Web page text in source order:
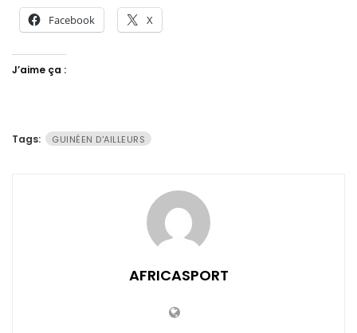
Facebook X
J’aime ça :
Tags: GUINÉEN D'AILLEURS
AFRICASPORT